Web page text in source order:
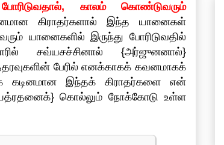
காலம் கொண்டுவரும்
கிராதர்களால் இந்த யானைகள்
யானைகளில் இருந்து போரிடுவதில்
சவ்யசச்சினால் {அர்ஜுனனால்}
பேரில் எனக்காகக் கவனமாகக்
கடினமான இந்தக் கிராதர்களை என்
கொல்லும் நோக்கோடு உள்ள